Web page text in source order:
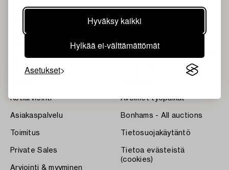
Hyväksy kaikki
Hylkää ei-välttämättömät
Asetukset
Ota yhteyttä
asiantuntijoihimme
Kotiarviointi
Asiakaspalvelu
Toimitus
Private Sales
Arviointi & myyminen
Ehdot
Avoimet työpaikat
Bonhams - All auctions
Tietosuojakäytäntö
Tietoa evästeistä
(cookies)